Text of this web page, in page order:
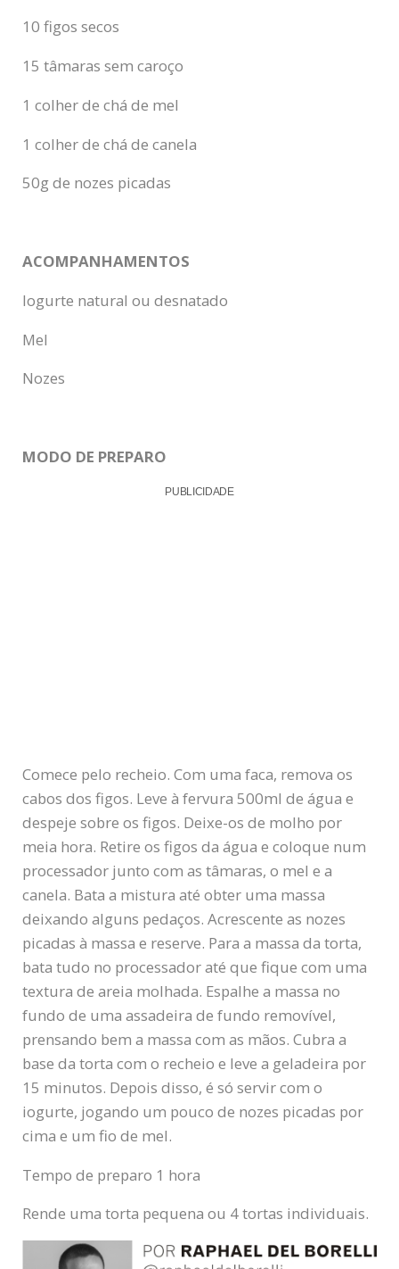
10 figos secos
15 tâmaras sem caroço
1 colher de chá de mel
1 colher de chá de canela
50g de nozes picadas
ACOMPANHAMENTOS
Iogurte natural ou desnatado
Mel
Nozes
MODO DE PREPARO
PUBLICIDADE
Comece pelo recheio. Com uma faca, remova os
cabos dos figos. Leve à fervura 500ml de água e
despeje sobre os figos. Deixe-os de molho por
meia hora. Retire os figos da água e coloque num
processador junto com as tâmaras, o mel e a
canela. Bata a mistura até obter uma massa
deixando alguns pedaços. Acrescente as nozes
picadas à massa e reserve. Para a massa da torta,
bata tudo no processador até que fique com uma
textura de areia molhada. Espalhe a massa no
fundo de uma assadeira de fundo removível,
prensando bem a massa com as mãos. Cubra a
base da torta com o recheio e leve a geladeira por
15 minutos. Depois disso, é só servir com o
iogurte, jogando um pouco de nozes picadas por
cima e um fio de mel.
Tempo de preparo 1 hora
Rende uma torta pequena ou 4 tortas individuais.